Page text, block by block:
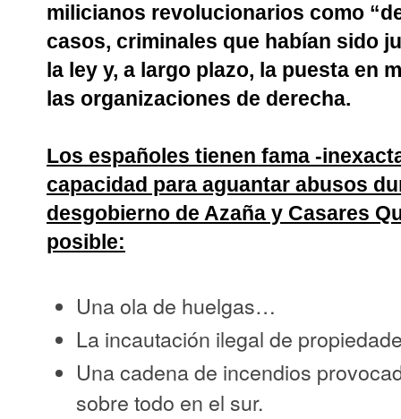
milicianos revolucionarios como
casos, criminales que habían sido
la ley y, a largo plazo, la puesta en
las organizaciones de derecha.
Los españoles tienen fama -
capacidad para aguantar abusos
desgobierno de Azaña y Casares
posible:
Una ola de huelgas…
La incautación ilegal de
Una cadena de incendios
sobre todo en el sur.